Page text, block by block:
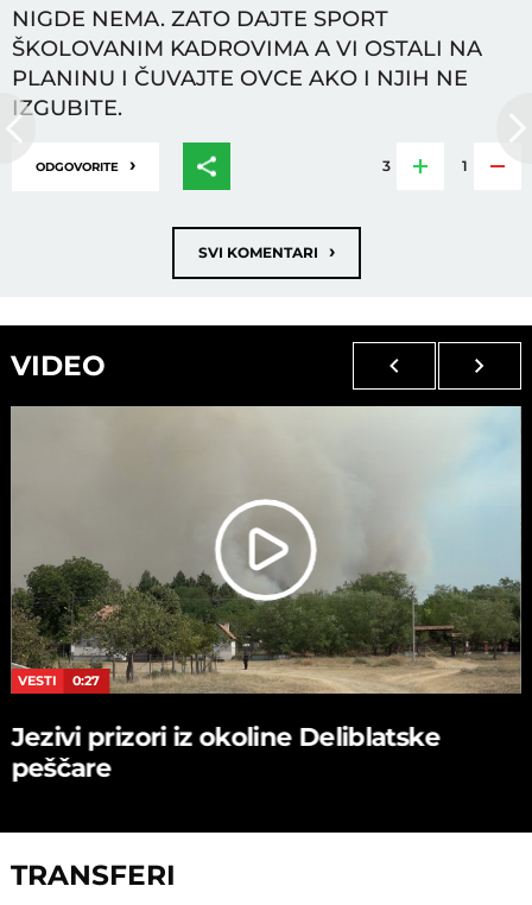
NIGDE NEMA. ZATO DAJTE SPORT
ŠKOLOVANIM KADROVIMA A VI OSTALI NA
PLANINU I ČUVAJTE OVCE AKO I NJIH NE
IZGUBITE.
ODGOVORITE › 3 1
SVI KOMENTARI ›
VIDEO
VESTI 0:27
Jezivi prizori iz okoline Deliblatske
peščare
TRANSFERI